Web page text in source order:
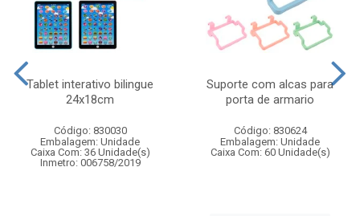
Tablet interativo bilingue
24x18cm
Código: 830030
Embalagem: Unidade
Caixa Com: 36 Unidade(s)
Inmetro: 006758/2019
Suporte com alcas para
porta de armario
Código: 830624
Embalagem: Unidade
Caixa Com: 60 Unidade(s)